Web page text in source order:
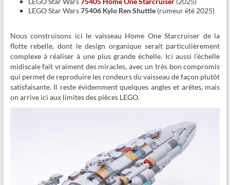
LEGO Star Wars75406 Kylo Ren Shuttle(rumeur été 2025)
Nous construisons ici le vaisseau Home One Starcruiser de la
flotte rebelle, dont le design organique serait particulièrement
complexe à réaliser à une plus grande échelle. Ici aussi l’échelle
midiscale fait vraiment des miracles, avec un très bon compromis
qui permet de reproduire les rondeurs du vaisseau de façon plutôt
satisfaisante. Il reste évidemment quelques angles et arêtes, mais
on arrive ici aux limites des pièces LEGO.